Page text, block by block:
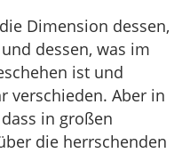
Dimension dessen,
dessen, was im
ist und
verschieden. Aber in
in großen
die herrschenden